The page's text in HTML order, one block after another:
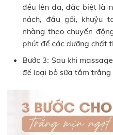
đều lên da, đặc biệt là
nách, đầu gối, khuỷu
nhàng theo chuyển
phút để các dưỡng chất
Bước 3: Sau khi
để loại bỏ sữa tắm